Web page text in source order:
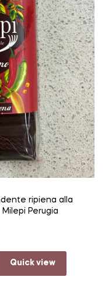
ripiena alla
Perugia
Quick view